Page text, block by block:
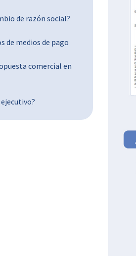
de razón social?
de medios de pago
comercial en